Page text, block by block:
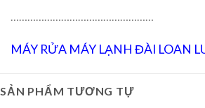
MÁY RỬA MÁY LẠNH ĐÀI LOAN
SẢN PHẨM TƯƠNG TỰ